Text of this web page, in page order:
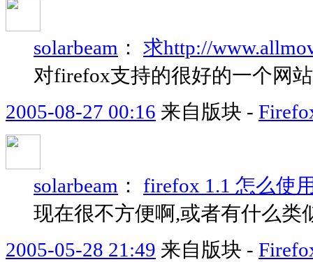
solarbeam ： 求http://
对firefox支持的很好的一个网
2005-08-27 00:16 来自版块 -
solarbeam ： firefox 1.1 怎么使
现在很不方便啊,或者有什么类
2005-05-28 21:49 来自版块 -